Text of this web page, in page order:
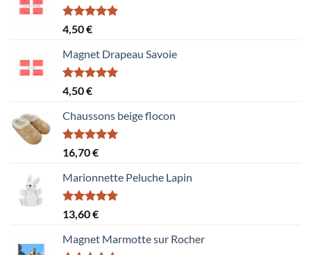
Note5.00
sur 5
4,50€
Magnet Drapeau Savoie
Note5.00
sur 5
4,50€
Chaussons beige flocon
Note5.00
sur 5
16,70€
Marionnette Peluche Lapin
Note5.00
sur 5
13,60€
Magnet Marmotte sur Rocher